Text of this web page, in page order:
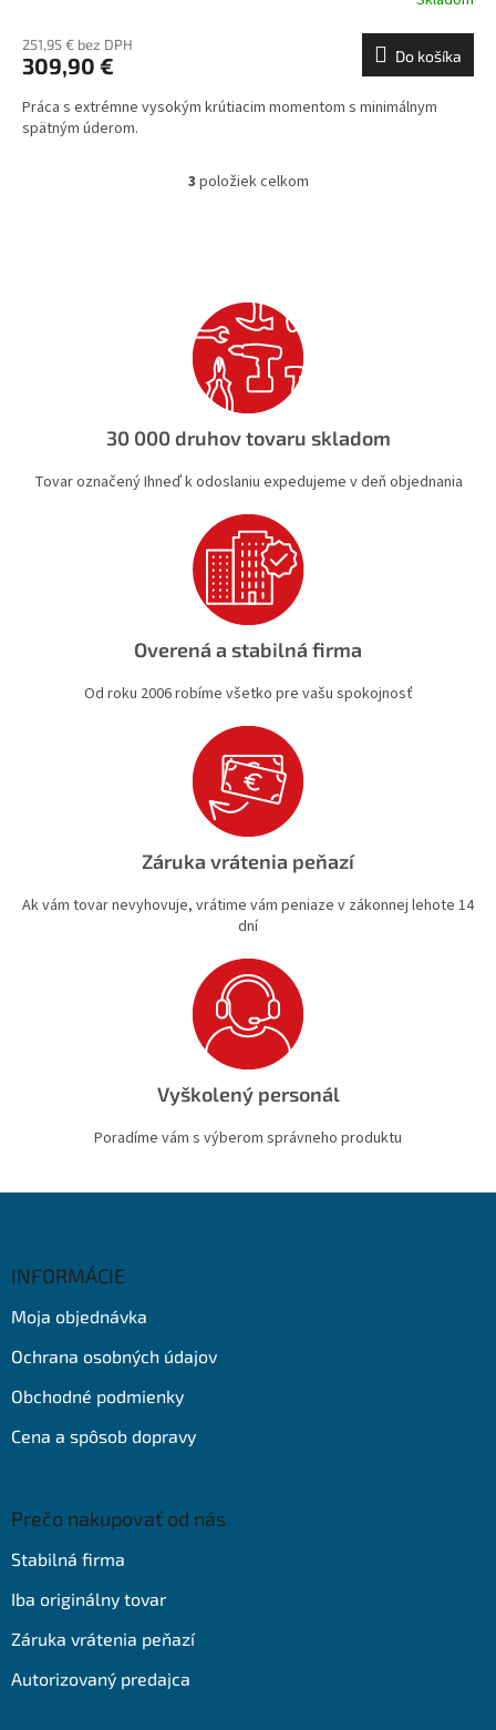
251,95 € bez DPH
309,90 € Do košíka
Práca s extrémne vysokým krútiacim momentom s minimálnym
spätným úderom.
O
c
i
e
p
r
v
k
v
p
i
s
u
3 položiek celkom
30 000 druhov tovaru skladom
Tovar označený Ihneď k odoslaniu expedujeme v deň objednania
Overená a stabilná firma
Od roku 2006 robíme všetko pre vašu spokojnosť
Záruka vrátenia peňazí
Ak vám tovar nevyhovuje, vrátime vám peniaze v zákonnej lehote 14
dní
Vyškolený personál
Poradíme vám s výberom správneho produktu
INFORMÁCIE
Moja objednávka
Ochrana osobných údajov
Obchodné podmienky
Cena a spôsob dopravy
Prečo nakupovať od nás
Stabilná firma
Iba originálny tovar
Záruka vrátenia peňazí
Autorizovaný predajca